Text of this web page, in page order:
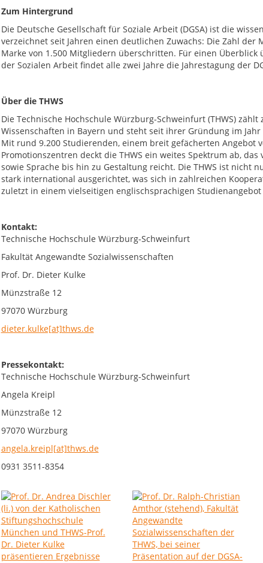
Zum Hintergrund
Die Deutsche Gesellschaft für Soziale Arbeit (DGSA) ist die
verzeichnet seit Jahren einen deutlichen Zuwachs: Die Zahl
Marke von 1.500 Mitgliedern überschritten. Für einen
der Sozialen Arbeit findet alle zwei Jahre die Jahrestagung der
Über die THWS
Die Technische Hochschule Würzburg-Schweinfurt (THWS)
Wissenschaften in Bayern und steht seit ihrer Gründung im
Mit rund 9.200 Studierenden, einem breit gefächerten Angebot
Promotionszentren deckt die THWS ein weites Spektrum ab,
sowie Sprache bis hin zu Gestaltung reicht. Die THWS ist nicht
stark international ausgerichtet, was sich in zahlreichen
zuletzt in einem vielseitigen englischsprachigen
Kontakt:
Technische Hochschule Würzburg-Schweinfurt
Fakultät Angewandte Sozialwissenschaften
Prof. Dr. Dieter Kulke
Münzstraße 12
97070 Würzburg
dieter.kulke[at]thws.de
Pressekontakt:
Technische Hochschule Würzburg-Schweinfurt
Angela Kreipl
Münzstraße 12
97070 Würzburg
angela.kreipl[at]thws.de
0931 3511-8354